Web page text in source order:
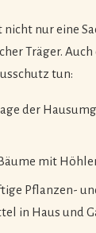
nur eine
Träger.
tun:
der
mit
Pflanzen-
in Haus und